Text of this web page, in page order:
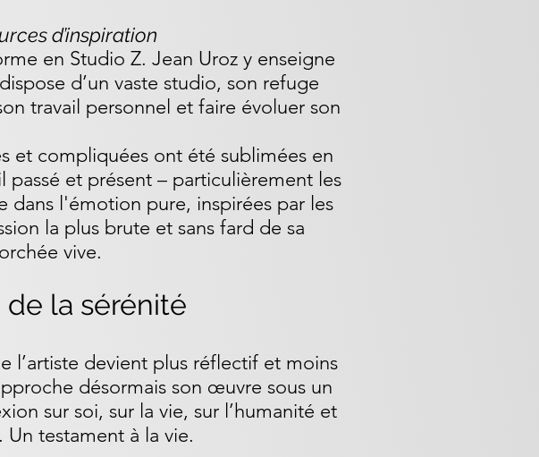
d’inspiration
en Studio Z. Jean Uroz y enseigne
d’un vaste studio, son refuge
travail personnel et faire évoluer son
et compliquées ont été sublimées en
et présent – particulièrement les
dans l'émotion pure, inspirées par les
la plus brute et sans fard de sa
vive.
de la sérénité
l’artiste devient plus réflectif et moins
désormais son œuvre sous un
sur soi, sur la vie, sur l’humanité et
Un testament à la vie.